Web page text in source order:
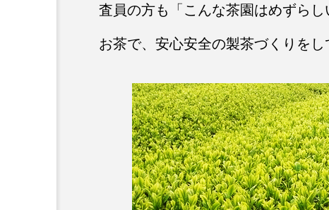
査員の方も「こんな茶園はめずら
お茶で、安心安全の製茶づくりをし